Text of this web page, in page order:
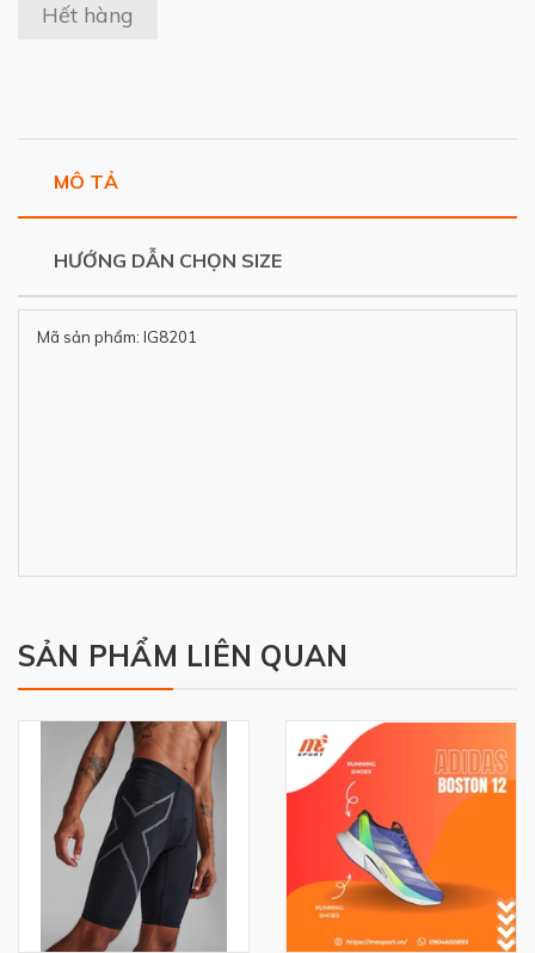
Hết hàng
MÔ TẢ
HƯỚNG DẪN CHỌN SIZE
Mã sản phẩm: IG8201
SẢN PHẨM LIÊN QUAN